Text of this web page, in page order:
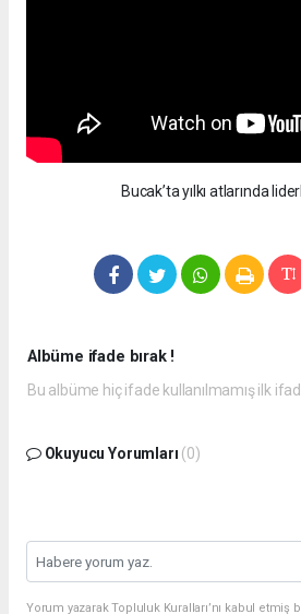
Bucak’ta yılkı atlarında
Albüme ifade bırak !
Bu albüme hiç ifade kullanılmamış ilk
Okuyucu Yorumları (0)
Yorum yazarak Topluluk Kuralları’nı kabul etmiş